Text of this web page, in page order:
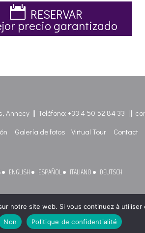
RESERVAR
precio garantizado
Annecy || Teléfono:+33 4 50 52 84 33 ||
Galería de fotos Virtual Tour Contact
ENGLISH ESPAÑOL ITALIANO DEUTSCH
notre site web. Si vous continuez à
Non Politique de confidentialité